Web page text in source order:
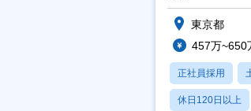
東京都
457万~650
正社員採用
休日120日以上